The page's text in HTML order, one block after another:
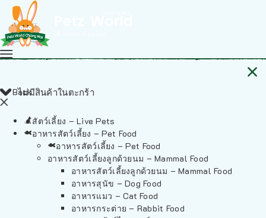
ไม่มีสินค้าในตะกร้า
Back
สัตว์เลี้ยง – Live Pets
อาหารสัตว์เลี้ยง – Pet Food
อาหารสัตว์เลี้ยง – Pet Food
อาหารสัตว์เลี้ยงลูกด้วยนม – Mammal Food
อาหารสัตว์เลี้ยงลูกด้วยนม – Mammal Food
อาหารสุนัข – Dog Food
อาหารแมว – Cat Food
อาหารกระต่าย – Rabbit Food